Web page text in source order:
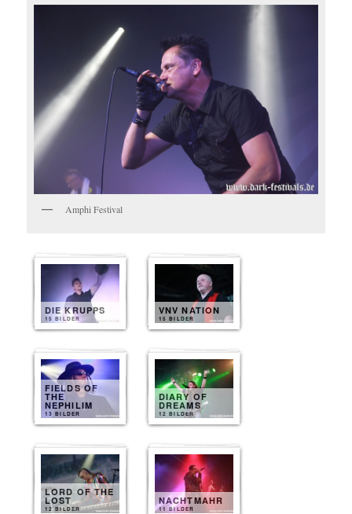
Amphi Festival
DIE KRUPPS
15 BILDER
VNV NATION
15 BILDER
FIELDS OF
THE
NEPHILIM
13 BILDER
DIARY OF
DREAMS
12 BILDER
LORD OF THE
LOST
12 BILDER
NACHTMAHR
11 BILDER